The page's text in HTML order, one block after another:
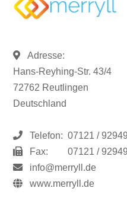
Adresse:
Hans-Reyhing-Str. 43/4
72762 Reutlingen
Deutschland
Telefon: 07121 /
Fax:
07121 /
info@merryll.de
www.merryll.de